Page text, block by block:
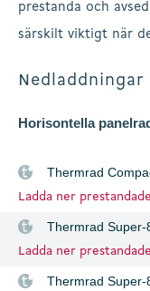
prestanda och
särskilt viktigt när
Nedladdningar
Horisontella
Thermrad
Ladda ner
Thermrad Super-
Ladda ner
Thermrad Super-